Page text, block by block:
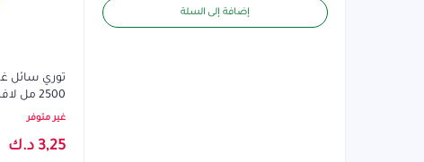
إضافة إلى السلة
توري سائل
2500 مل لافندر نهدي
غير متوفر
3,25 د.ك